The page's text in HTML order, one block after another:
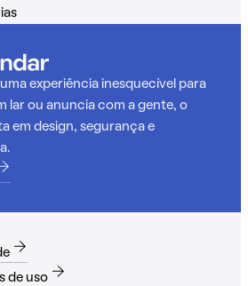
experiência inesquecível para
lar ou anuncia com a gente, o
em design, segurança e
de uso